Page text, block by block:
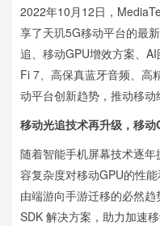
2022年10月12日，
享了天玑5G移动平台的最
追、移动GPU增效方案、
Fi 7、高保真蓝牙音频、高
动平台创新趋势，推动移动
移动光追技术再升级，移
随着智能手机屏幕技术逐
容复杂度对移动GPU的性
由端游向手游迁移的必然
SDK 解决方案，助力加速